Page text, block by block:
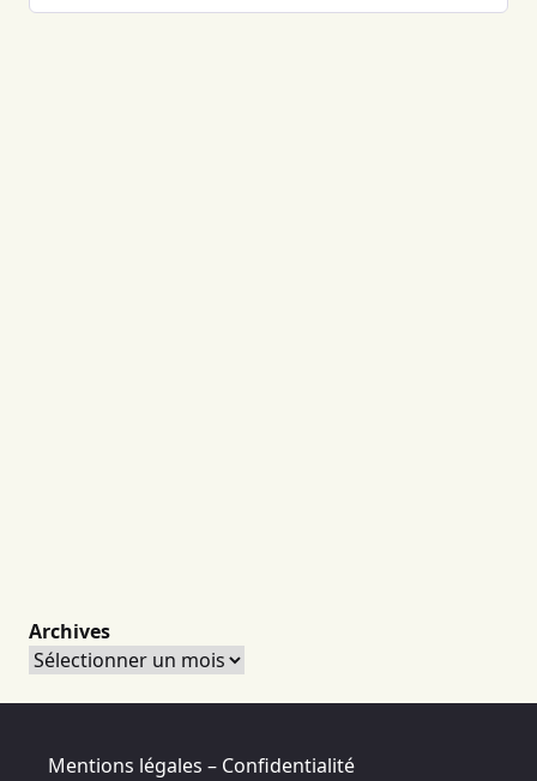
Archives
Archives
Mentions légales – Confidentialité